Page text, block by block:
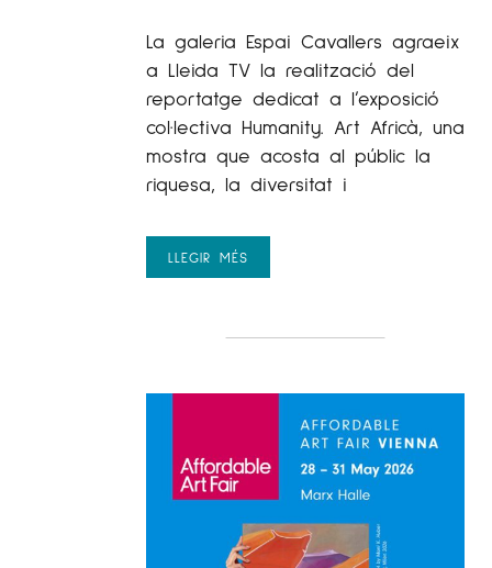
La galeria Espai Cavallers agraeix
a Lleida TV la realització del
reportatge dedicat a l’exposició
col·lectiva Humanity. Art Africà, una
mostra que acosta al públic la
riquesa, la diversitat i
LLEGIR MÉS